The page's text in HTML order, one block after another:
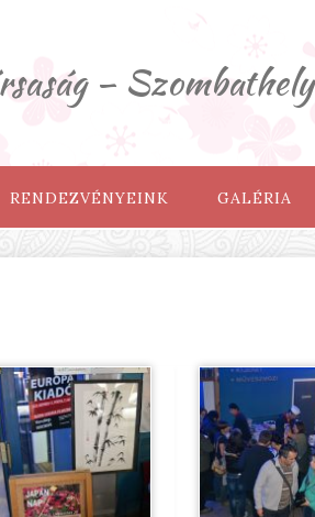
– Szombathely
RENDEZVÉNYEINK GALÉRIA